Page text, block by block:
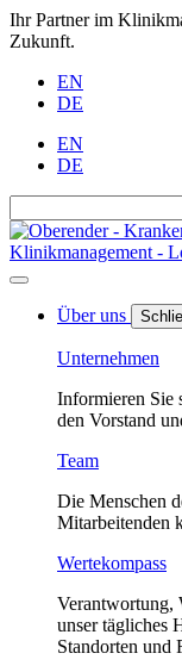
Ihr Partner im
Zukunft.
EN
DE
EN
DE
Über uns
Unternehmen
Informieren Sie
den Vorstand
Team
Die Menschen
Mitarbeitenden
Wertekompass
Verantwortung,
unser tägliches
Standorten und